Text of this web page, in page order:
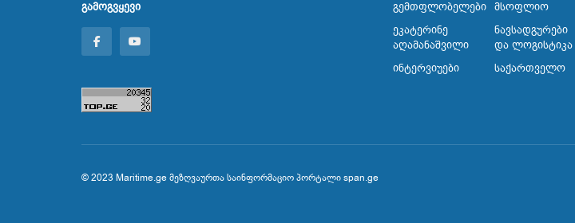
გამოგვყევი
Გემთფლობელები
Ეკატერინე
Აღამანაშვილი
Ინტერვიუები
Მსოფლიო
Ნავსადგურები
Და Ლოგისტიკა
Საქართველო
© 2023 Maritime.geმეზღვაურთა საინფორმაციო პორტალიspan.ge